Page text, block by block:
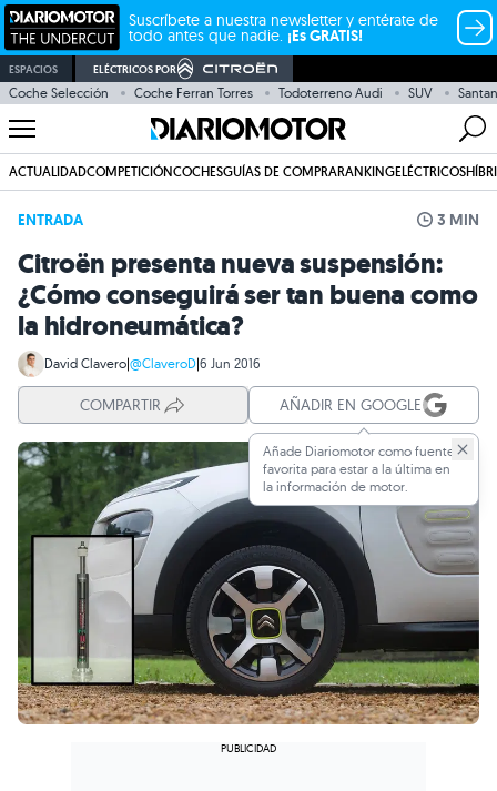
Suscríbete a nuestra newsletter y entérate de
todo antes que nadie. ¡Es GRATIS!
ESPACIOS ELÉCTRICOS POR
Coche Selección Coche Ferran Torres Todoterreno Audi SUV
ACTUALIDADCOMPETICIÓNCOCHESGUÍAS DE COMPRARANKINGELÉCTRICOS
ENTRADA 3 MIN
Citroën presenta nueva suspensión:
¿Cómo conseguirá ser tan buena como
la hidroneumática?
David Clavero|@ClaveroD|6 Jun 2016
COMPARTIR AÑADIR EN GOOGLE
Añade Diariomotor como fuente
favorita para estar a la última en
la información de motor.